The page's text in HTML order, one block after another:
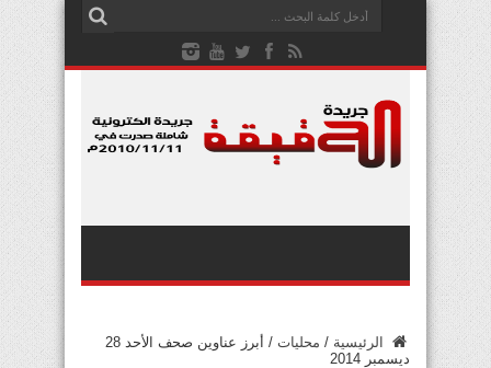
الرئيسية / محليات /
أبرز عناوين صحف الأحد 28
ديسمبر 2014